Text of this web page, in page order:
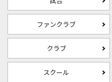
ファンクラブ
クラブ
スクール